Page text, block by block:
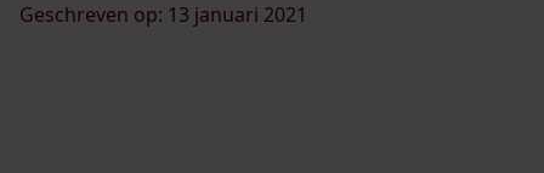
Geschreven op: 13 januari 2021